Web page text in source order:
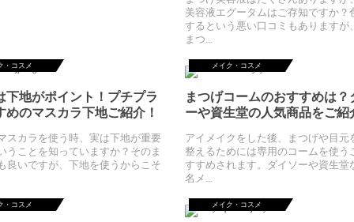
美容液エグータムはご存知ですか？
するという悪い口コミもありますが
まつ...
・コスメ
下地がポイント！プチプラ
めのマスカラ下地ご紹介！
スカラを使う時、実は下地が重要
うことを知っていますか？そのま
良いですが、下地を使うからこそ
メイク・コスメ
まつげコームのおすすめは？
ーや資生堂の人気商品をご紹
アイメイクをした後、まつげや目元
整えるためには専用のコームを使う
すすめされます。ダイソーや資生堂
名メ...
・コスメ メイク・コスメ